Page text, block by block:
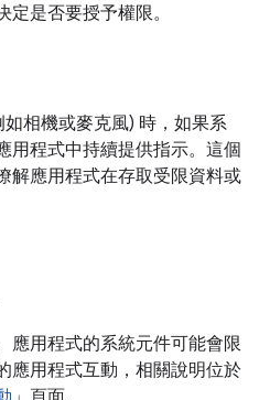
是否要授予權限。
相機或麥克風) 時，如果系
用程式中持續提供指示。這個
解應用程式在存取受限資料或
應用程式的系統元件可能會限
應用程式互動，相關說明位於